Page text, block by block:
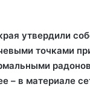
утвердили
точками
– в материале